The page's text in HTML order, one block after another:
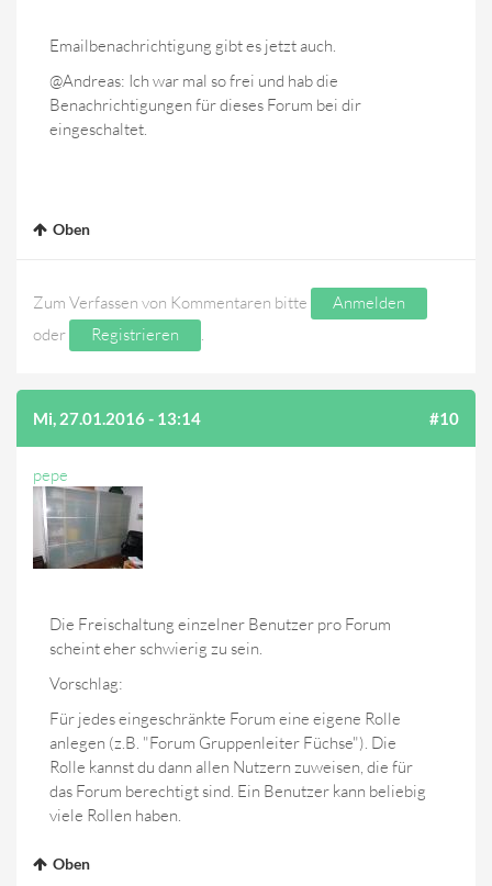
Emailbenachrichtigung gibt es jetzt auch.
@Andreas: Ich war mal so frei und hab die
Benachrichtigungen für dieses Forum bei dir
eingeschaltet.
Oben
Zum Verfassen von Kommentaren bitte
Anmelden
oder
Registrieren .
Mi, 27.01.2016 - 13:14 #10
pepe
Die Freischaltung einzelner Benutzer pro Forum
scheint eher schwierig zu sein.
Vorschlag:
Für jedes eingeschränkte Forum eine eigene Rolle
anlegen (z.B. "Forum Gruppenleiter Füchse"). Die
Rolle kannst du dann allen Nutzern zuweisen, die für
das Forum berechtigt sind. Ein Benutzer kann beliebig
viele Rollen haben.
Oben